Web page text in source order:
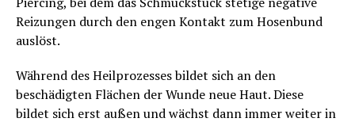
Reizungen durch den engen Kontakt zum Hosenbund
auslöst.
Während des Heilprozesses bildet sich an den
beschädigten Flächen der Wunde neue Haut. Diese
bildet sich erst außen und wächst dann immer weiter in